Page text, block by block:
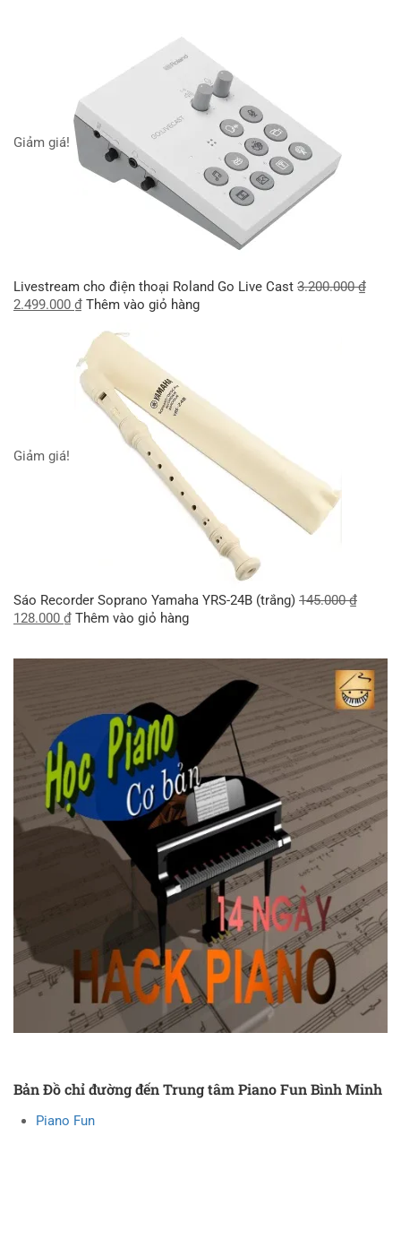
Giảm giá!
Livestream cho điện thoại Roland Go Live Cast 3.200.000₫
2.499.000 ₫ Thêm vào giỏ hàng
Giảm giá!
Sáo Recorder Soprano Yamaha YRS-24B (trắng) 145.000₫
128.000 ₫ Thêm vào giỏ hàng
Bản Đồ chỉ đường đến Trung tâm Piano Fun Bình Minh
Piano Fun